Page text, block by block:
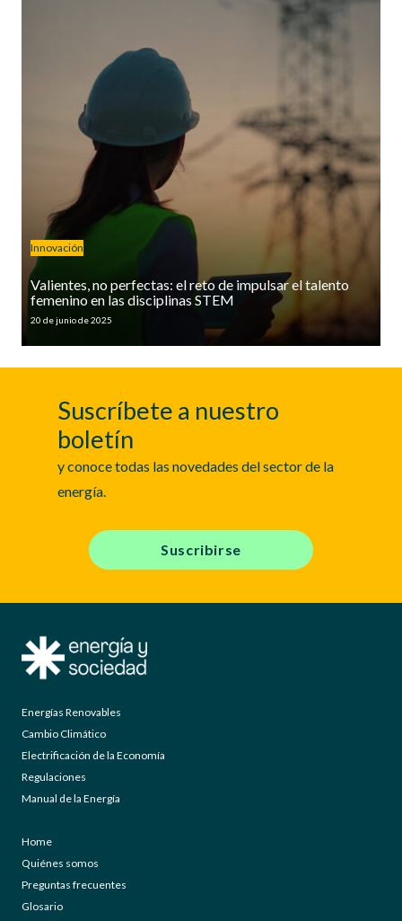
Innovación
Valientes, no perfectas: el reto de impulsar el talento
femenino en las disciplinas STEM
20 de junio de 2025
Suscríbete a nuestro
boletín
y conoce todas las novedades del sector de la
energía.
Suscribirse
Energías Renovables
Cambio Climático
Electrificación de la Economía
Regulaciones
Manual de la Energía
Home
Quiénes somos
Preguntas frecuentes
Glosario